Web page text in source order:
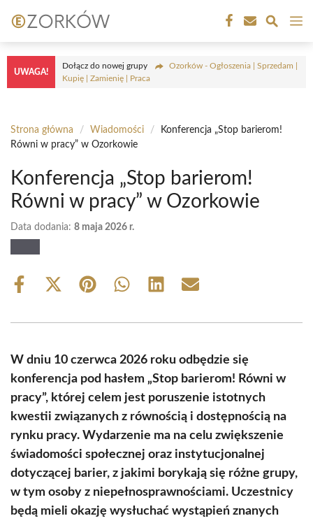
do
treści
UWAGA!
Dołącz do nowej grupy
Ozorków - Ogłoszenia | Sprzedam |
Kupię | Zamienię | Praca
Strona główna / Wiadomości /
Konferencja „Stop barierom!
Równi w pracy” w Ozorkowie
Konferencja „Stop barierom!
Równi w pracy” w Ozorkowie
Data dodania: 8 maja 2026 r.
Share
Share
(Twitter)
Share Share Share Share
W dniu 10 czerwca 2026 roku odbędzie się
konferencja pod hasłem „Stop barierom! Równi w
pracy”, której celem jest poruszenie istotnych
kwestii związanych z równością i dostępnością na
rynku pracy. Wydarzenie ma na celu zwiększenie
świadomości społecznej oraz instytucjonalnej
dotyczącej barier, z jakimi borykają się różne grupy,
w tym osoby z niepełnosprawnościami. Uczestnicy
będą mieli okazję wysłuchać wystąpień znanych